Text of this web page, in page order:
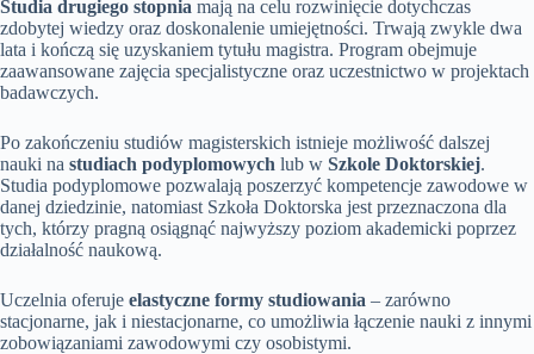
Studia drugiego stopnia mają na celu rozwinięcie dotychczas
zdobytej wiedzy oraz doskonalenie umiejętności. Trwają zwykle dwa
lata i kończą się uzyskaniem tytułu magistra. Program obejmuje
zaawansowane zajęcia specjalistyczne oraz uczestnictwo w projektach
badawczych.
Po zakończeniu studiów magisterskich istnieje możliwość dalszej
nauki na studiach podyplomowych lub w Szkole Doktorskiej.
Studia podyplomowe pozwalają poszerzyć kompetencje zawodowe w
danej dziedzinie, natomiast Szkoła Doktorska jest przeznaczona dla
tych, którzy pragną osiągnąć najwyższy poziom akademicki poprzez
działalność naukową.
Uczelnia oferuje elastyczne formy studiowania – zarówno
stacjonarne, jak i niestacjonarne, co umożliwia łączenie nauki z innymi
zobowiązaniami zawodowymi czy osobistymi.